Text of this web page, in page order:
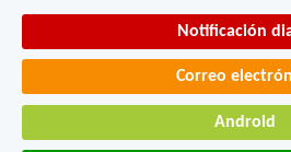
Notificación
Correo
Android